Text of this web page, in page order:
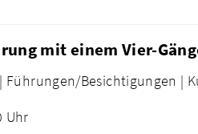
mit einem Vier-
Führungen/Besichtigungen |
Uhr